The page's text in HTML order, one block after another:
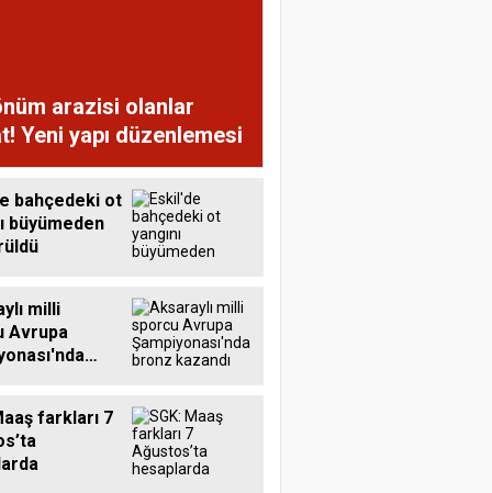
arazisi olanlar
Yeni yapı düzenlemesi
bahçedeki ot
büyümeden
milli
Avrupa
farkları 7